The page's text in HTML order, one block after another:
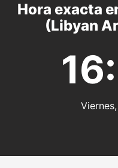
Hora exacta
(Libyan